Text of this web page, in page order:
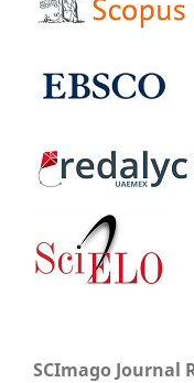
SCImago Journal